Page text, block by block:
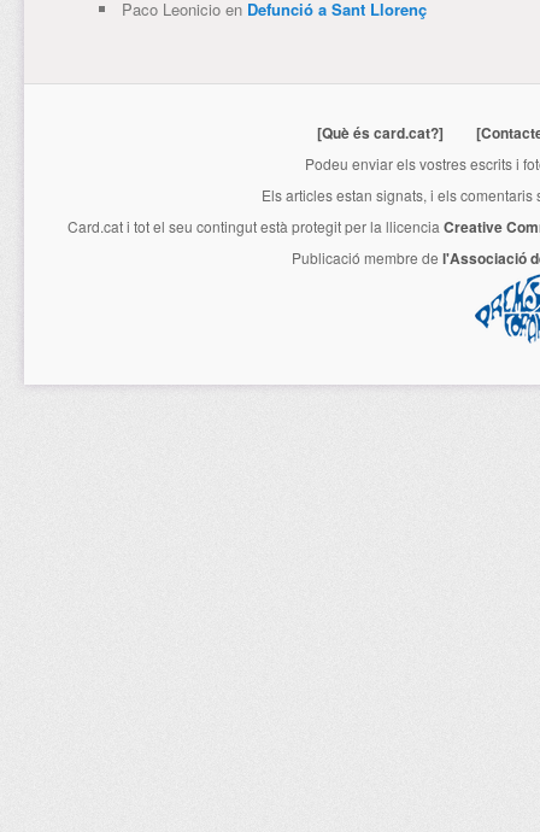
Paco Leonicioen Defunció a Sant Llorenç
[Què és card.cat?]
Podeu enviar els vostres escrits i
Els articles estan signats, i els
Card.cati tot el seu contingut està protegit per la llicencia Creative
Publicació membre de l'Associació